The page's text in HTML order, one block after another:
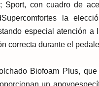
Sport, con cuadro de
Supercomfortes la
especial atención a
correcta durante el
Biofoam Plus,
un apoyo